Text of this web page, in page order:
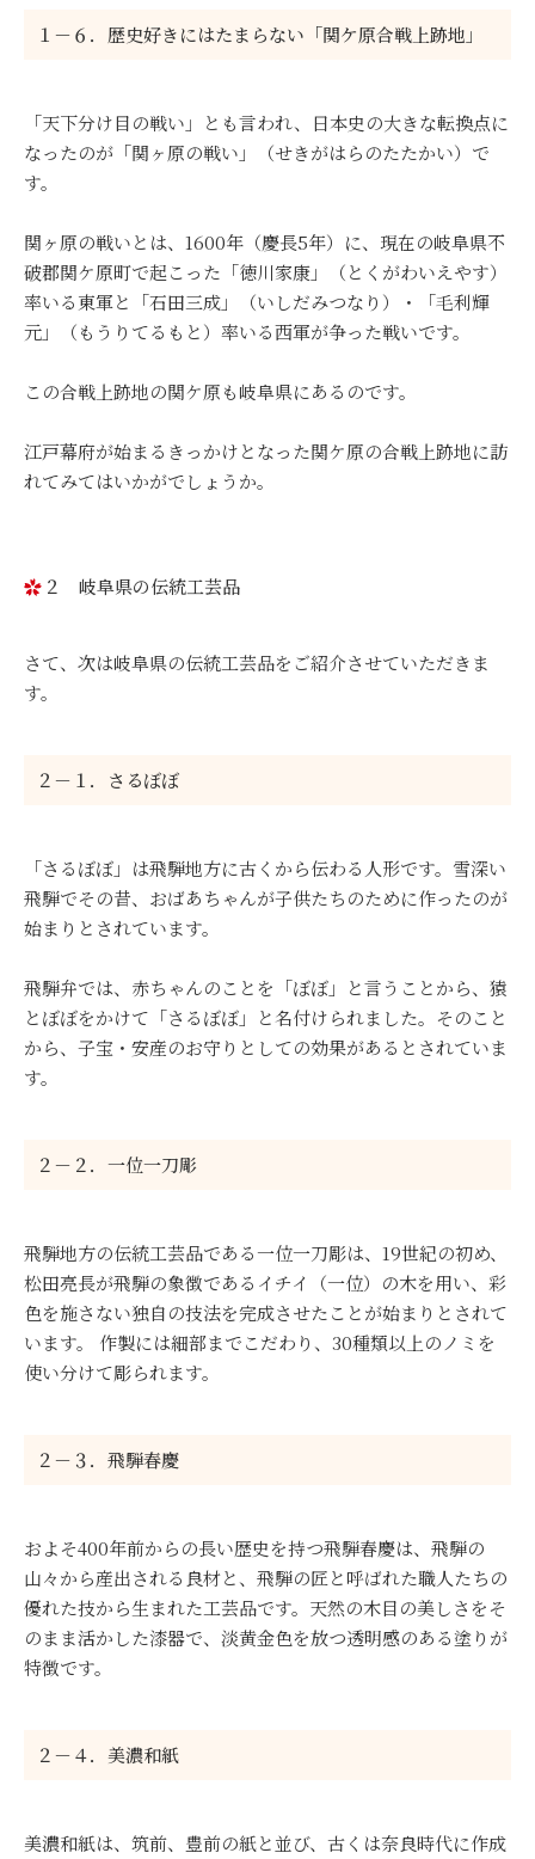
１－６．歴史好きにはたまらない「関ケ原合戦上跡地」
「天下分け目の戦い」とも言われ、日本史の大きな転換点に
なったのが「関ヶ原の戦い」（せきがはらのたたかい）で
す。
関ヶ原の戦いとは、1600年（慶長5年）に、現在の岐阜県不
破郡関ケ原町で起こった「徳川家康」（とくがわいえやす）
率いる東軍と「石田三成」（いしだみつなり）・「毛利輝
元」（もうりてるもと）率いる西軍が争った戦いです。
この合戦上跡地の関ケ原も岐阜県にあるのです。
江戸幕府が始まるきっかけとなった関ケ原の合戦上跡地に訪
れてみてはいかがでしょうか。
２ 岐阜県の伝統工芸品
さて、次は岐阜県の伝統工芸品をご紹介させていただきま
す。
２－１．さるぼぼ
「さるぼぼ」は飛騨地方に古くから伝わる人形です。雪深い
飛騨でその昔、おばあちゃんが子供たちのために作ったのが
始まりとされています。
飛騨弁では、赤ちゃんのことを「ぼぼ」と言うことから、猿
とぼぼをかけて「さるぼぼ」と名付けられました。そのこと
から、子宝・安産のお守りとしての効果があるとされていま
す。
２－２．一位一刀彫
飛騨地方の伝統工芸品である一位一刀彫は、19世紀の初め、
松田亮長が飛騨の象徴であるイチイ（一位）の木を用い、彩
色を施さない独自の技法を完成させたことが始まりとされて
います。 作製には細部までこだわり、30種類以上のノミを
使い分けて彫られます。
２－３．飛騨春慶
およそ400年前からの長い歴史を持つ飛騨春慶は、飛騨の
山々から産出される良材と、飛騨の匠と呼ばれた職人たちの
優れた技から生まれた工芸品です。天然の木目の美しさをそ
のまま活かした漆器で、淡黄金色を放つ透明感のある塗りが
特徴です。
２－４．美濃和紙
美濃和紙は、筑前、豊前の紙と並び、古くは奈良時代に作成